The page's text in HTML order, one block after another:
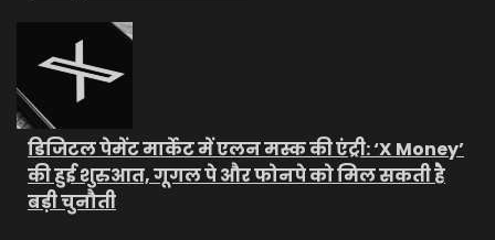
डिजिटल पेमेंट मार्केट में एलन मस्क की एंट्री: ‘X Money’
की हुई शुरुआत, गूगल पे और फोनपे को मिल सकती है
बड़ी चुनौती